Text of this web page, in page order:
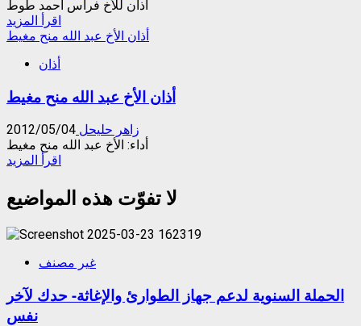
أذان للأخ فراس أحمد طوط
اقرأ المزيد
more
فراس
طوط
أذان الأخ عبد الله منح مغيط
أذان
أذان الأخ عبد الله منح مغيط
زاهر حليحل 2012/05/04
أداء: الأخ عبد الله منح مغيط
اقرأ المزيد
about
أذان
عبد
منح
لا تفوّت هذه المواضيع
غير مصنف
الحملة السنوية لدعم جهاز الطوارئ والإغاثة- حدك لآخر
نفس